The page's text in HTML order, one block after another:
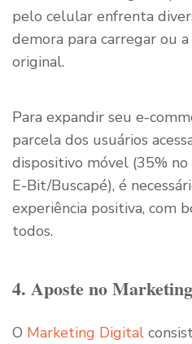
pelo celular enfrenta
demora para carregar ou
original.
Para expandir seu e-
parcela dos usuários
dispositivo móvel (35%
E-Bit/Buscapé), é
experiência positiva, com
todos.
4. Aposte no
O Marketing Digital